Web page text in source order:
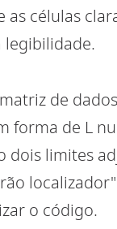
células
de
forma de L
dois limites
o código.